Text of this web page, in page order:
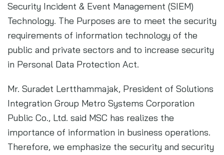
Security Incident & Event Management (SIEM)
Technology. The Purposes are to meet the security
requirements of information technology of the
public and private sectors and to increase security
in Personal Data Protection Act.
Mr. Suradet Lertthammajak, President of Solutions
Integration Group Metro Systems Corporation
Public Co., Ltd. said MSC has realizes the
importance of information in business operations.
Therefore, we emphasize the security and security